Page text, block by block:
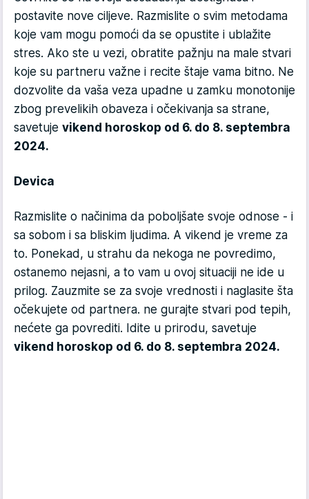
postavite nove ciljeve. Razmislite o svim metodama
koje vam mogu pomoći da se opustite i ublažite
stres. Ako ste u vezi, obratite pažnju na male stvari
koje su partneru važne i recite štaje vama bitno. Ne
dozvolite da vaša veza upadne u zamku monotonije
zbog prevelikih obaveza i očekivanja sa strane,
savetuje vikend horoskop od 6. do 8. septembra
2024.
Devica
Razmislite o načinima da poboljšate svoje odnose - i
sa sobom i sa bliskim ljudima. A vikend je vreme za
to. Ponekad, u strahu da nekoga ne povredimo,
ostanemo nejasni, a to vam u ovoj situaciji ne ide u
prilog. Zauzmite se za svoje vrednosti i naglasite šta
očekujete od partnera. ne gurajte stvari pod tepih,
nećete ga povrediti. Idite u prirodu, savetuje
vikend horoskop od 6. do 8. septembra 2024.